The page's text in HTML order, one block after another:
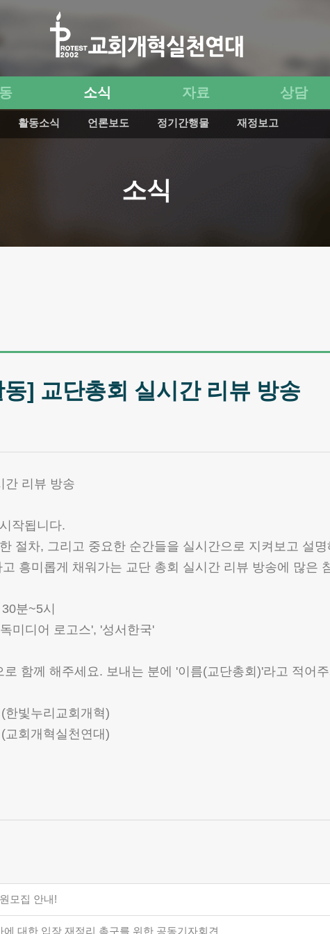
소식
활동소식 언론보도 정기간행물 재정보고
자료 상담
소식
] 교단총회 실시간 리뷰 방송
간 리뷰 방송
작됩니다.
절차, 그리고 중요한 순간들을 실시간으로 지켜보고 설
흥미롭게 채워가는 교단 총회 실시간 리뷰 방송에 많은
분~5시
미디어 로고스', '성서한국'
함께 해주세요. 보내는 분에 '이름(교단총회)'라고 적어
한빛누리교회개혁)
교회개혁실천연대)
모집 안내!
대한 입장 재정리 촉구를 위한 공동기자회견